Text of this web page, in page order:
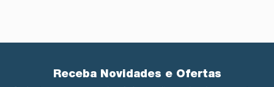
Receba Novidades e Ofertas